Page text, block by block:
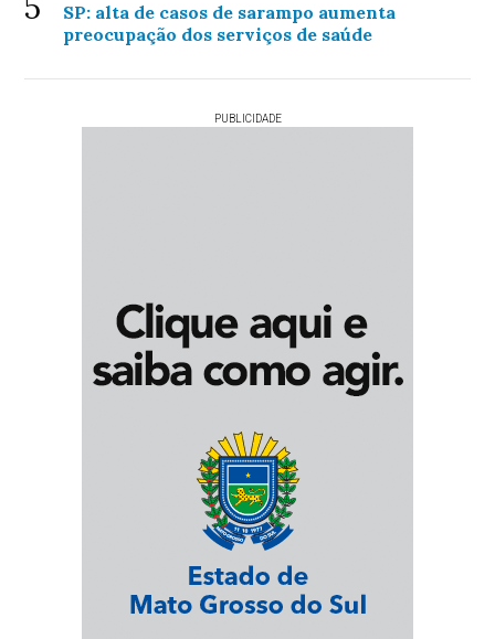
5
SP: alta de casos de sarampo aumenta
preocupação dos serviços de saúde
PUBLICIDADE